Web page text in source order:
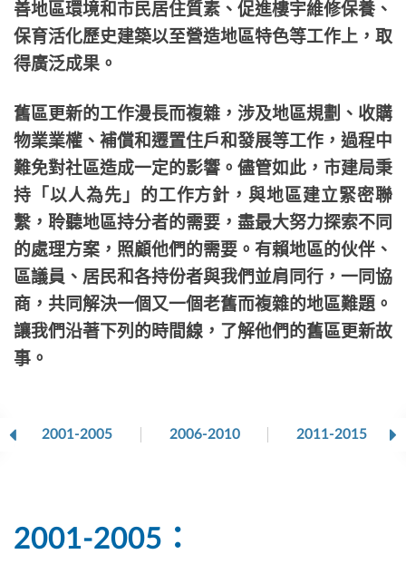
善地區環境和市民居住質素、促進樓宇維修保養、
保育活化歷史建築以至營造地區特色等工作上，取
得廣泛成果。
舊區更新的工作漫長而複雜，涉及地區規劃、收購
物業業權、補償和遷置住戶和發展等工作，過程中
難免對社區造成一定的影響。儘管如此，市建局秉
持「以人為先」的工作方針，與地區建立緊密聯
繫，聆聽地區持分者的需要，盡最大努力探索不同
的處理方案，照顧他們的需要。有賴地區的伙伴、
區議員、居民和各持份者與我們並肩同行，一同協
商，共同解決一個又一個老舊而複雜的地區難題。
讓我們沿著下列的時間線，了解他們的舊區更新故
事。
2001-2005 2006-2010 2011-2015
2001-2005：